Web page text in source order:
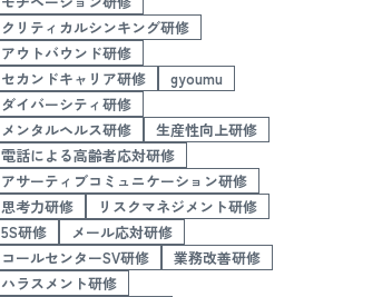
クリティカルシンキング研修
アウトバウンド研修
セカンドキャリア研修
gyoumu
ダイバーシティ研修
メンタルヘルス研修
生産性向上研修
電話による高齢者応対研修
アサーティブコミュニケーション研修
思考力研修
リスクマネジメント研修
5S研修
メール応対研修
コールセンターSV研修
業務改善研修
ハラスメント研修